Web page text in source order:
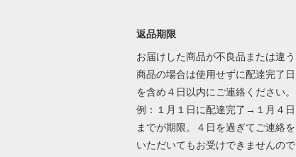
返品期限
お届けした商品が不良品または違う
商品の場合は使用せずに配達完了日
を含め４日以内にご連絡ください。
例：１月１日に配達完了→１月４日
までが期限。４日を過ぎてご連絡を
いただいてもお受けできませんので